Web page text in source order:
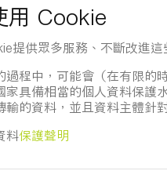
用Google地圖嗎？